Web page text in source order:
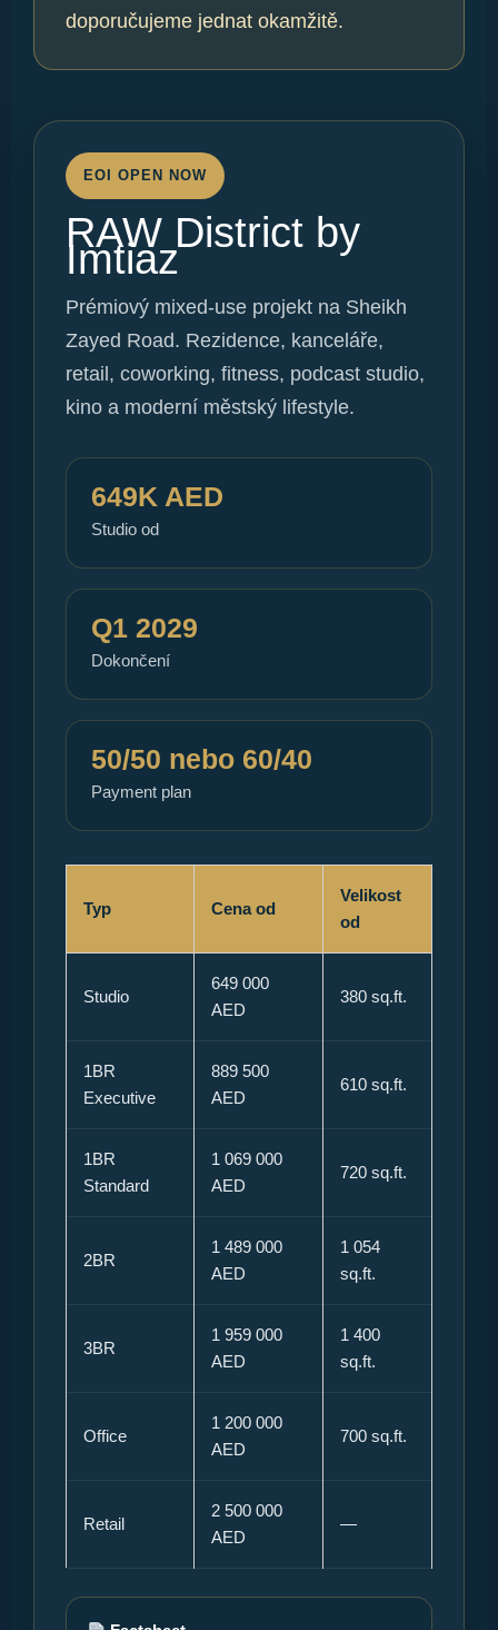
doporučujeme jednat okamžitě.
EOI OPEN NOW
RAW District by
Imtiaz
Prémiový mixed-use projekt na Sheikh
Zayed Road. Rezidence, kanceláře,
retail, coworking, fitness, podcast studio,
kino a moderní městský lifestyle.
649K AED
Studio od
Q1 2029
Dokončení
50/50 nebo 60/40
Payment plan
Typ Cena od
Velikost
od
Studio
649 000
AED
380 sq.ft.
1BR
Executive
889 500
AED
610 sq.ft.
1BR
Standard
1 069 000
AED
720 sq.ft.
2BR
1 489 000
AED
1 054
sq.ft.
3BR
1 959 000
AED
1 400
sq.ft.
Office
1 200 000
AED
700 sq.ft.
Retail
2 500 000
AED
—